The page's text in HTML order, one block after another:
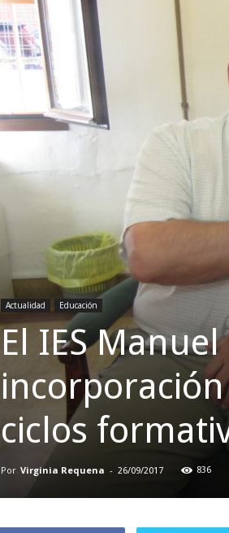
Actualidad Educación
El IES
ciclos
Por Virginia Requena - 26/09/2017 836